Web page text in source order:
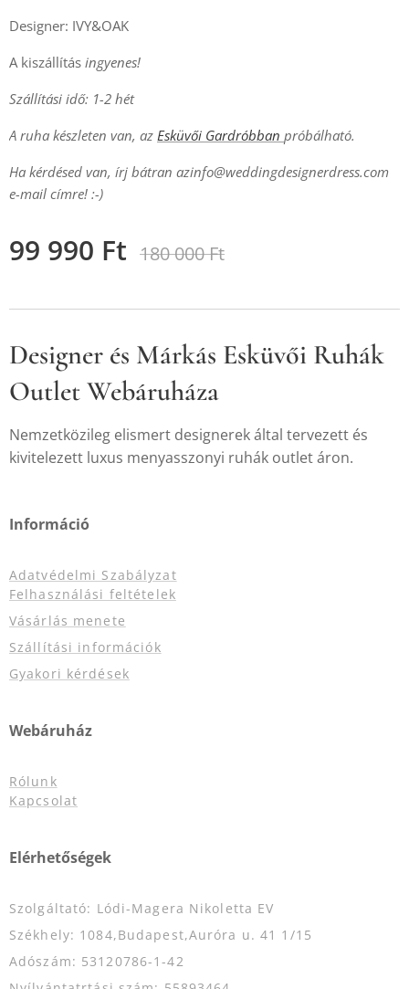
Designer: IVY&OAK
A kiszállítás ingyenes!
Szállítási idő: 1-2 hét
A ruha készleten van, az Esküvői Gardróbban próbálható.
Ha kérdésed van, írj bátran azinfo@weddingdesignerdress.com
e-mail címre! :-)
99 990 Ft 180 000Ft
Designer és Márkás Esküvői Ruhák
Outlet Webáruháza
Nemzetközileg elismert designerek által tervezett és
kivitelezett luxus menyasszonyi ruhák outlet áron.
Információ
Adatvédelmi Szabályzat
Felhasználási feltételek
Vásárlás menete
Szállítási információk
Gyakori kérdések
Webáruház
Rólunk
Kapcsolat
Elérhetőségek
Szolgáltató: Lódi-Magera Nikoletta EV
Székhely: 1084,Budapest,Auróra u. 41 1/15
Adószám: 53120786-1-42